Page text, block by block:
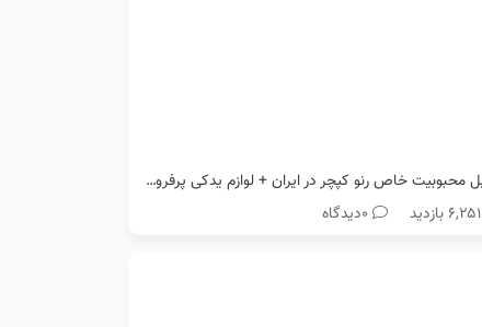
دلایل محبوبیت خاص رنو کپچر در ایران + لوازم یدکی پرفروش آن
۶,۲۵۱ بازدید
0دیدگاه